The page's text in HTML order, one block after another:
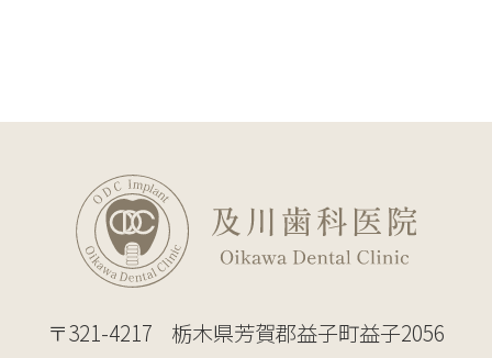
〒321-4217 栃木県芳賀郡益子町益子2056